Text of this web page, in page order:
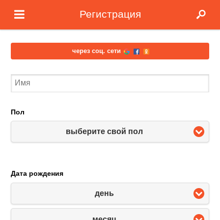
Регистрация
через соц. сети
Пол
выберите свой пол
Дата рождения
день